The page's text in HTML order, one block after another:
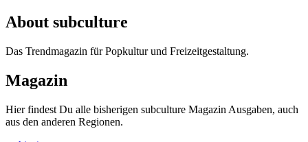
About subculture
Das Trendmagazin für Popkultur und Freizeitgestaltung.
Magazin
Hier findest Du alle bisherigen subculture Magazin Ausgaben, auch
aus den anderen Regionen.